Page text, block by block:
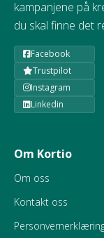
kampanjene på
du skal finne det
Facebook
Trustpilot
Instagram
Linkedin
Om Kortio
Om oss
Kontakt oss